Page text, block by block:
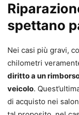
spettano
Nei casi più gravi,
chilometri
diritto a un
veicolo.
di acquisto nei